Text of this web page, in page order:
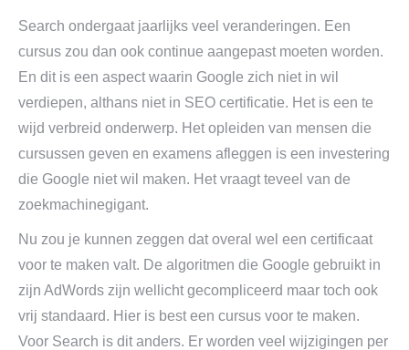
Search ondergaat jaarlijks veel veranderingen. Een
cursus zou dan ook continue aangepast moeten worden.
En dit is een aspect waarin Google zich niet in wil
verdiepen, althans niet in SEO certificatie. Het is een te
wijd verbreid onderwerp. Het opleiden van mensen die
cursussen geven en examens afleggen is een investering
die Google niet wil maken. Het vraagt teveel van de
zoekmachinegigant.
Nu zou je kunnen zeggen dat overal wel een certificaat
voor te maken valt. De algoritmen die Google gebruikt in
zijn AdWords zijn wellicht gecompliceerd maar toch ook
vrij standaard. Hier is best een cursus voor te maken.
Voor Search is dit anders. Er worden veel wijzigingen per